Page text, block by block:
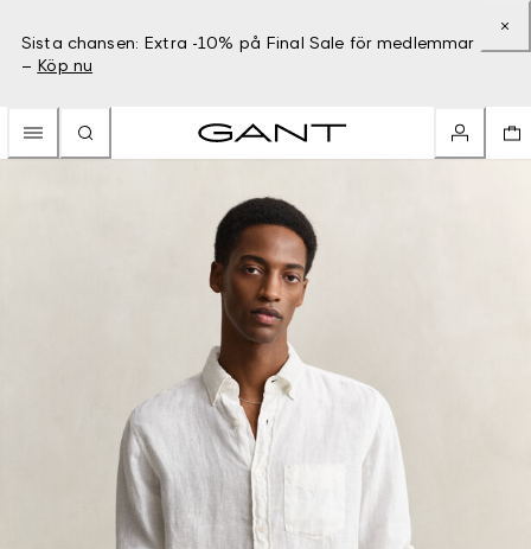
Sista chansen: Extra -10% på Final Sale för medlemmar
– Köp nu